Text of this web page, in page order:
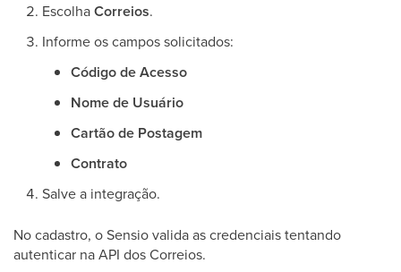
EscolhaCorreios.
Informe os campos solicitados:
Código de Acesso
Nome de Usuário
Cartão de Postagem
Contrato
Salve a integração.
No cadastro, o Sensio valida as credenciais tentando
autenticar na API dos Correios.